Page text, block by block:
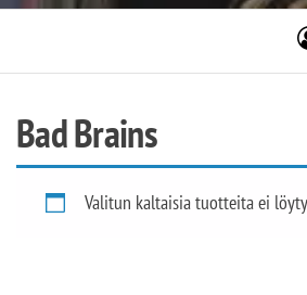
Bad Brains
Valitun kaltaisia tuotteita ei